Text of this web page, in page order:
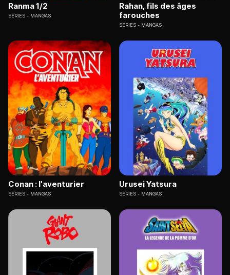
Ranma 1/2
SÉRIES MANGAS
Rahan, fils des âges
farouches
SÉRIES MANGAS
Conan : l'aventurier
SÉRIES MANGAS
Urusei Yatsura
SÉRIES MANGAS